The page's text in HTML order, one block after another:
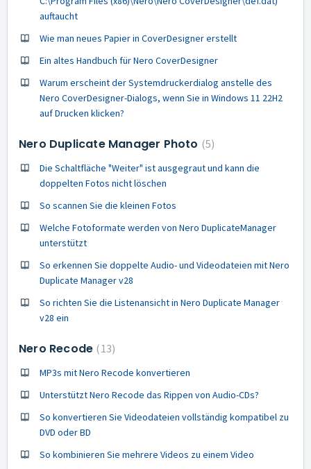
auftaucht
Wie man neues Papier in CoverDesigner erstellt
Ein altes Handbuch für Nero CoverDesigner
Warum erscheint der Systemdruckerdialog anstelle des
Nero CoverDesigner-Dialogs, wenn Sie in Windows 11 22H2
auf Drucken klicken?
Nero Duplicate Manager Photo 5
Die Schaltfläche "Weiter" ist ausgegraut und kann die
doppelten Fotos nicht löschen
So scannen Sie die kleinen Fotos
Welche Fotoformate werden von Nero DuplicateManager
unterstützt
So erkennen Sie doppelte Audio- und Videodateien mit Nero
Duplicate Manager v28
So richten Sie die Listenansicht in Nero Duplicate Manager
v28 ein
Nero Recode 13
MP3s mit Nero Recode konvertieren
Unterstützt Nero Recode das Rippen von Audio-CDs?
So konvertieren Sie Videodateien vollständig kompatibel zu
DVD oder BD
So kombinieren Sie mehrere Videos zu einem Video